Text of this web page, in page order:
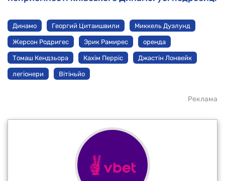
Динамо Георгий Цитаишвили Миккель Дуэлунд
Жерсон Родригес Эрик Рамирес оренда
Томаш Кендзьора Кахім Перріс Джастін Лонвейк
легіонери Вітіньйо
Реклама